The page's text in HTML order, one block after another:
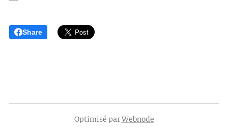
Share
Optimisé parWebnode